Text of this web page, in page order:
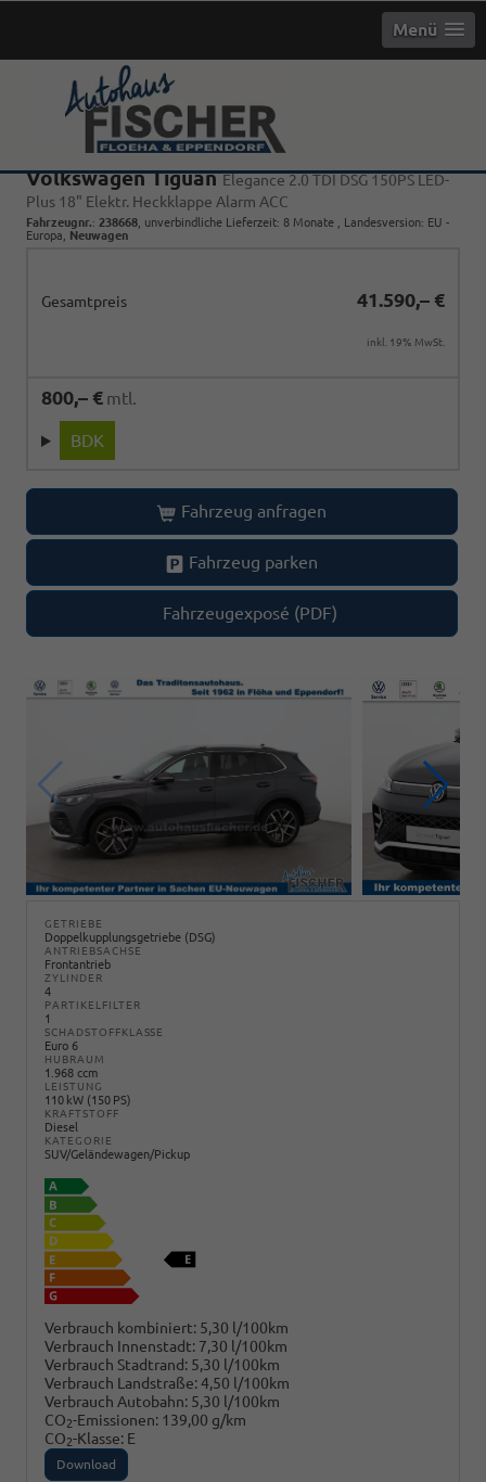
Menü
Volkswagen TiguanElegance 2.0 TDI DSG 150PS LED-
Plus 18" Elektr. Heckklappe Alarm ACC
Fahrzeugnr.: 238668 , unverbindliche Lieferzeit: 8 Monate , Landesversion: EU -
Europa, Neuwagen
Gesamtpreis 41.590,– €
inkl. 19% MwSt.
800,– € mtl.
BDK
Fahrzeug anfragen
Fahrzeug parken
Fahrzeugexposé (PDF)
GETRIEBE
Doppelkupplungsgetriebe (DSG)
ANTRIEBSACHSE
Frontantrieb
ZYLINDER
4
PARTIKELFILTER
1
SCHADSTOFFKLASSE
Euro 6
HUBRAUM
1.968 ccm
LEISTUNG
110 kW (150 PS)
KRAFTSTOFF
Diesel
KATEGORIE
SUV/Geländewagen/Pickup
Verbrauch kombiniert: 5,30 l/100km
Verbrauch Innenstadt: 7,30 l/100km
Verbrauch Stadtrand: 5,30 l/100km
Verbrauch Landstraße:4,50 l/100km
Verbrauch Autobahn: 5,30 l/100km
CO2-Emissionen: 139,00 g/km
CO2-Klasse: E
Download